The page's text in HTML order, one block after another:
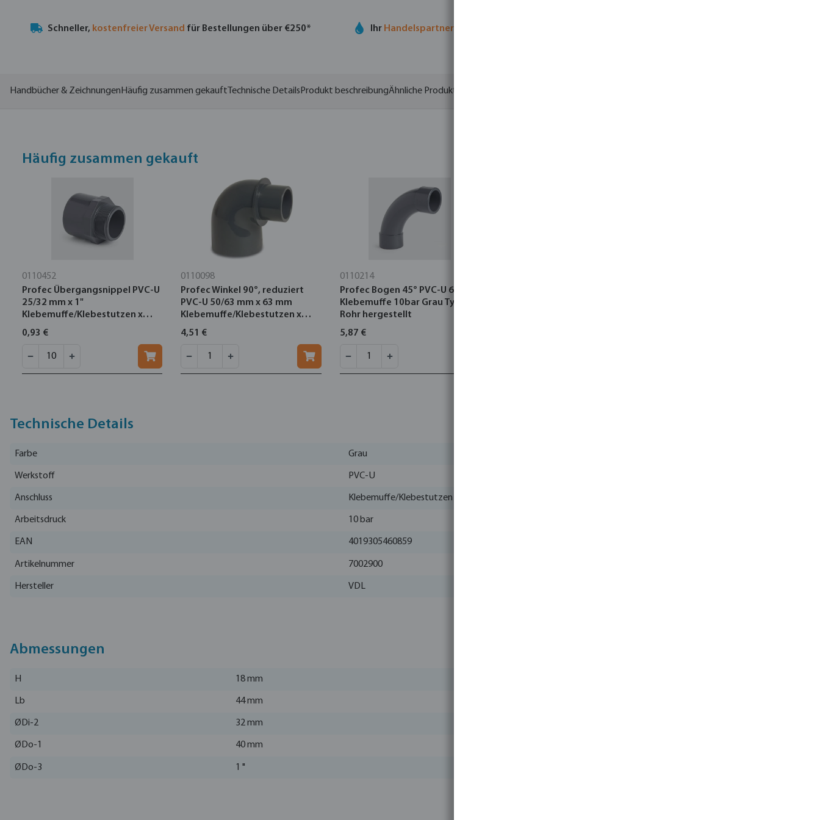
Schneller, kostenfreier Versand für Bestellungen über €250* Ihr Handelspartner
Handbücher & Zeichnungen Häufig zusammen gekauft Technische Details Produkt beschreibungÄhnliche Produkte
Häufig zusammen gekauft
0110452
Profec Übergangsnippel PVC-U
25/32 mm x 1"
Klebemuffe/Klebestutzen x
Außengewinde 10bar Grau
0,93 €
0110098
Profec Winkel 90°, reduziert
PVC-U 50/63 mm x 63 mm
Klebemuffe/Klebestutzen x
Klebemuffe 10bar Grau
4,51 €
0110214
Profec Bogen 45° PVC-U 63 mm
Klebemuffe 10bar Grau Typ aus
Rohr hergestellt
5,87 €
Technische Details
Farbe Grau
Werkstoff PVC-U
Anschluss Klebemuffe/Klebestutzen
Arbeitsdruck 10 bar
EAN 4019305460859
Artikelnummer 7002900
Hersteller VDL
Abmessungen
H 18 mm
Lb 44 mm
ØDi-2 32 mm
ØDo-1 40 mm
ØDo-3 1 "